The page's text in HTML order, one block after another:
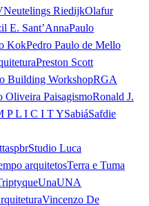
Neutelings RiedijkOlafur
E. Sant’AnnaPaulo
KokPedro Paulo de Mello
Preston Scott
Building WorkshopRGA
Oliveira PaisagismoRonald J.
P L I C I T YSabiáSafdie
spbrStudio Luca
arquitetosTerra e Tuma
UnaUNA
Vincenzo De